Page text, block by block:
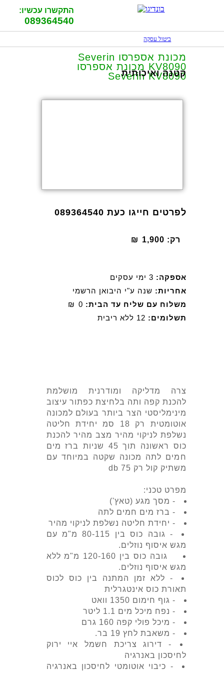
התקשרו עכשיו:
089364540
ביטול עסקה
מכונת אספרסו Severin
KV8090 מכונת אספרסו
Severin KV8090
קטנה ואיכותית
לפרטים חייגו כעת 089364540
אספקה: 3 ימי עסקים
אחריות: שנה ע"י היבואן הרשמי
משלוח עם שליח עד הבית: 0
₪
תשלומים: 12 ללא ריבית
צרה מדליקה ומודרנית מושלמת
להכנת קפה ותה בלחיצת כפתור עיצוב
מינימליסטי הצר ביותר בעולם למכונה
אוטומטית רק 18 סמ יחידת חליטה
נשלפת לניקוי מהיר מצב מהיר להכנת
כוס ראשונה תוך 45 שניות ברז מים
חמים לתה מכונה שקטה במיוחד עם
משתיק קול רק 75 db
מפרט טכני:
- מסך מגע (טאץ')
- ברז מים חמים לתה
- יחידת חליטה נשלפת לניקוי מהיר
- גובה כוס בין 80-115 מ"מ עם
מגש איסוף נוזלים.
גובה כוס בין 120-160 מ"מ ללא
מגש איסוף נוזלים.
- ללא זמן המתנה בין כוס לכוס
תאורת כוס אינטגרלית
- גוף חימום 1350 וואט
- נפח מיכל מים 1.1 ליטר
- מיכל פולי קפה 160 גרם
- משאבת לחץ 19 בר.
- דירוג צריכת חשמל איי ירוק
לחיסכון באנרגיה
- כיבוי אוטומטי לחיסכון באנרגיה
רק: 1,900
₪